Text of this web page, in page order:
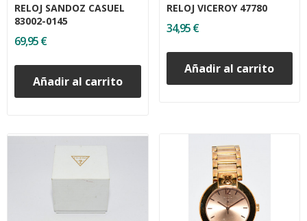
RELOJ SANDOZ CASUEL
83002-0145
69,95 €
Añadir al carrito
RELOJ VICEROY 47780
34,95 €
Añadir al carrito